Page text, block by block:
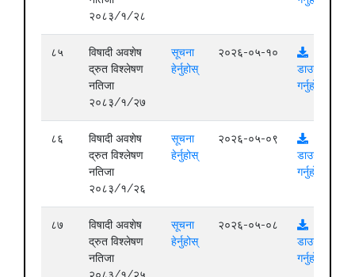
२०८३/१/२८
८५
विषादी अवशेष
द्रुत विश्लेषण
नतिजा
२०८३/१/२७
सूचना
हेर्नुहोस्
२०२६-०५-१०
डाउनलोड
गर्नुहोस्
८६
विषादी अवशेष
द्रुत विश्लेषण
नतिजा
२०८३/१/२६
सूचना
हेर्नुहोस्
२०२६-०५-०९
डाउनलोड
गर्नुहोस्
८७
विषादी अवशेष
द्रुत विश्लेषण
नतिजा
सूचना
हेर्नुहोस्
२०२६-०५-०८
डाउनलोड
गर्नुहोस्